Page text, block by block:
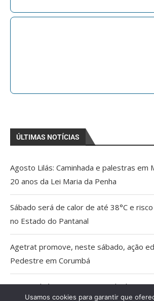
ÚLTIMAS NOTÍCIAS
Agosto Lilás: Caminhada e palestras em
20 anos da Lei Maria da Penha
Sábado será de calor de até 38°C e
no Estado do Pantanal
Agetrat promove, neste sábado, ação
Pedestre em Corumbá
AGU pedirá na Justiça a retirada do
Usamos cookies para garantir que